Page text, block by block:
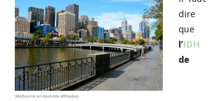
Melbourne en Australie @Pixabay
dire
que
l’IDH
de